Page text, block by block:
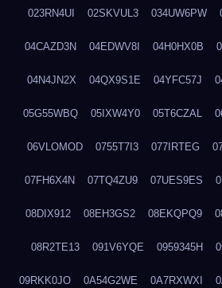
023RN4UI 02SKVUL3 034UW6PW
04CAZD3N 04EDWV8I 04H0HX0B
04N4JN2X 04QX9S1E 04YFC57J
05G55WBQ 05IXW4Y0 05T6CZAL
06VLOMOD 0755T7I3 077IRTEG
07FH6X4N 07TQ4ZU9 07UES9ES
08DIX912 08EH3GS2 08EKQPQ9
08R2TE13 091V6YQE 0959345H
09RKK0JO 0A54G2WE 0A7RXWXI